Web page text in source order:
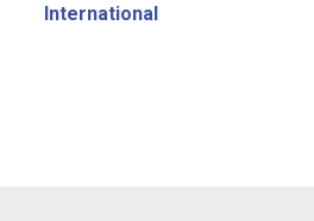
International